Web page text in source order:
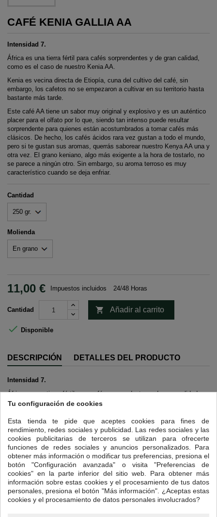
CAFÉ KENIA GALLIA AA
Intensidad 7.
África es una tierra fértil para cafés sorprendentes y de gran calidad,
como es el caso de nuestro Kenia AA.
Kenia es vecina directa de Etiopía, cuna del cultivo del café, sin
embargo, los cafetos no se empezaron a cultivar en su territorio hasta
bastante más tarde.
Este café AA tiene un sabor muy original y explosivo y es un auténtico
placer para el olfato por lo que, siendo tan intenso puede resultar
sorprendente para quienes están acostumbrados a tomar cafés más
clásicos. De hecho, los cafés ácidos rara vez gustan a todo el mundo,
pero si te gustan sus aromas, querrás saborear nuestro Kenya AA una y
otra vez. El grano keniano, algo más exigente a la hora de tostarlo, no
se parece a ningún otro. Sin embargo, su aroma terroso es muy
característico cuando se deja enfriar.
Cantidad
Molienda
11,00 € Impuestos incluidos 24/48 Horas
Cantidad  Añadir al carrito
 Disponible
DESCRIPCIÓN DETALLES DEL PRODUCTO
Intensidad 7.
África es una tierra fértil para cafés sorprendentes y de gran calidad,
como es el caso de nuestro Kenia AA.
embargo, los cafetos no se empezaron a cultivar en su territorio hasta
bastante más tarde.
Este café AA tiene un sabor muy original y explosivo y es un auténtico
placer para el olfato por lo que, siendo tan intenso puede resultar
sorprendente para quienes están acostumbrados a tomar cafés más
clásicos. De hecho, los cafés ácidos rara vez gustan a todo el mundo,
pero si te gustan sus aromas, querrás saborear nuestro Kenya AA una y
otra vez. El grano keniano, algo más exigente a la hora de tostarlo, no
se parece a ningún otro. Sin embargo, su aroma terroso es muy
Tu configuración de cookies
Esta tienda te pide que aceptes cookies para fines de
rendimiento, redes sociales y publicidad. Las redes sociales y las
cookies publicitarias de terceros se utilizan para ofrecerte
funciones de redes sociales y anuncios personalizados. Para
obtener más información o modificar tus preferencias, presiona el
botón "Configuración avanzada" o visita "Preferencias de
cookies" en la parte inferior del sitio web. Para obtener más
información sobre estas cookies y el procesamiento de tus datos
personales, presiona el botón "Más información". ¿Aceptas estas
cookies y el procesamiento de datos personales involucrados?